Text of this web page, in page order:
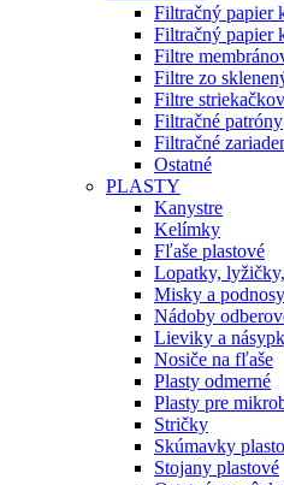
Filtračný papier
Filtračný papier
Filtre
Filtre zo
Filtre
Filtračné patróny
Filtračné
Ostatné
PLASTY
Kanystre
Kelímky
Fľaše plastové
Lopatky,
Misky a podnosy
Nádoby
Lieviky a
Nosiče na fľaše
Plasty odmerné
Plasty pre
Stričky
Skúmavky
Stojany plastové